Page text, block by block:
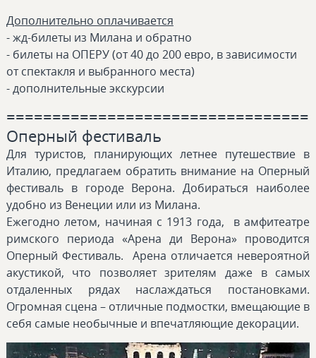
Дополнительно оплачивается
- жд-билеты из Милана и обратно
- билеты на ОПЕРУ (от 40 до 200 евро, в зависимости
от спектакля и выбранного места)
- дополнительные экскурсии
Оперный фестиваль
Для туристов, планирующих летнее путешествие в
Италию, предлагаем обратить внимание на Оперный
фестиваль в городе Верона. Добираться наиболее
удобно из Венеции или из Милана.
Ежегодно летом, начиная с 1913 года, в амфитеатре
римского периода «Арена ди Верона» проводится
Оперный Фестиваль. Арена отличается невероятной
акустикой, что позволяет зрителям даже в самых
отдаленных рядах наслаждаться постановками.
Огромная сцена – отличные подмостки, вмещающие в
себя самые необычные и впечатляющие декорации.